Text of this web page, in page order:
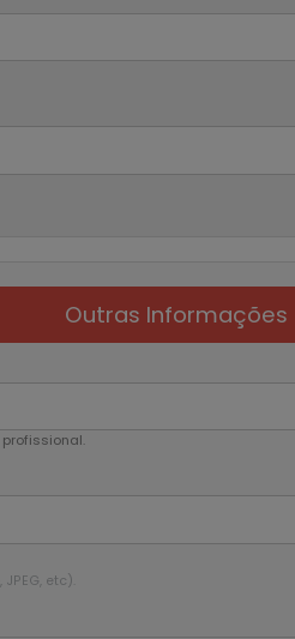
Outras Informações
etc).